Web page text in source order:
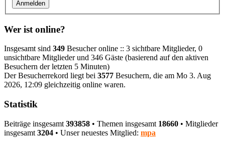
Wer ist online?
Insgesamt sind 349 Besucher online :: 3 sichtbare Mitglieder, 0
unsichtbare Mitglieder und 346 Gäste (basierend auf den aktiven
Besuchern der letzten 5 Minuten)
Der Besucherrekord liegt bei 3577 Besuchern, die am Mo 3. Aug
2026, 12:09 gleichzeitig online waren.
Statistik
Beiträge insgesamt 393858 • Themen insgesamt 18660 • Mitglieder
insgesamt 3204 • Unser neuestes Mitglied: mpa